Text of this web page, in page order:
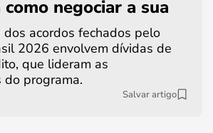
negociar a sua
dos acordos fechados pelo
2026 envolvem dívidas de
que lideram as
do programa.
Salvar artigo